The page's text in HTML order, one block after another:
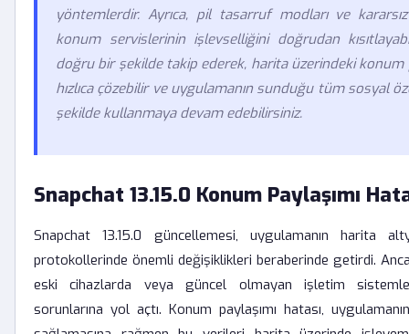
yöntemlerdir. Ayrıca, pil tasarruf modları ve
konum servislerinin işlevselliğini doğrudan
doğru bir şekilde takip ederek, harita üzerindeki konum
hızlıca çözebilir ve uygulamanın sunduğu tüm sosyal
şekilde kullanmaya devam edebilirsiniz.
Snapchat 13.15.0 Konum Paylaşımı
Snapchat 13.15.0 güncellemesi, uygulamanın harita
protokollerinde önemli değişiklikleri beraberinde getirdi.
eski cihazlarda veya güncel olmayan işletim
sorunlarına yol açtı. Konum paylaşımı hatası,